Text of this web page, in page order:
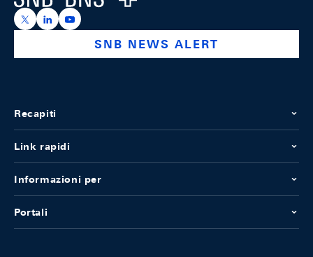
https://x.com/snb_bns
https://ch.linkedin.com/company/swiss-national-
https://www.youtube.com/@swissnationalbank
SNB NEWS ALERT
Recapiti
Link rapidi
Informazioni per
Portali